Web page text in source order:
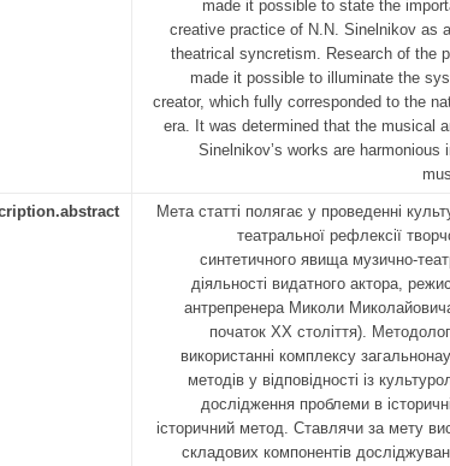
made it possible to state the
creative practice of N.N. Sinelnikov as
theatrical syncretism. Research of the
made it possible to illuminate the
creator, which fully corresponded to the
era. It was determined that the musical
Sinelnikov’s works are
Мета статті полягає у проведенні
театральної рефлексії
синтетичного явища музично-
діяльності видатного актора,
антрепренера Миколи
початок ХХ століття).
використанні комплексу
методів у відповідності із
дослідження проблеми в
історичний метод. Ставлячи за мету
складових компонентів